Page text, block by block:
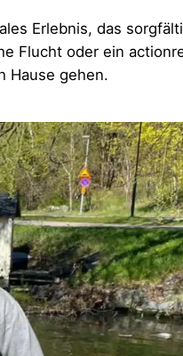
Erlebnis, das
Flucht oder ein
Hause gehen.